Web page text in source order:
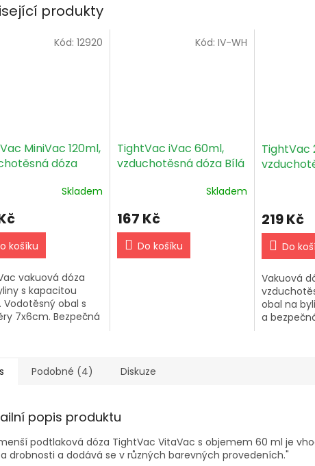
produkty
MiniVac 120ml,
dóza
Skladem
košíku
vakuová dóza
s kapacitou
Vodotěsný obal s
7x6cm. Bezpečná
Kód: 12920
TightVac iVac 60ml,
vzduchotěsná dóza Bílá
Skladem
167 Kč
Do košíku
Kód: IV-WH
TightVac
219 Kč
Do
Vakuová
obal na
a
Podobné (4) Diskuze
popis produktu
podtlaková dóza TightVac VitaVac s objemem 60 ml je
drobnosti a dodává se v různých barevných provedeních."